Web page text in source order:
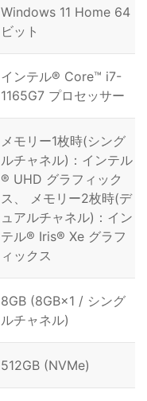
Windows 11 Home 64
ビット
インテル® Core™ i7-
1165G7 プロセッサー
メモリー1枚時(シング
ルチャネル)：インテル
® UHD グラフィック
ス、 メモリー2枚時(デ
ュアルチャネル)：イン
テル® Iris® Xe グラフ
ィックス
8GB (8GB×1 / シング
ルチャネル)
512GB (NVMe)